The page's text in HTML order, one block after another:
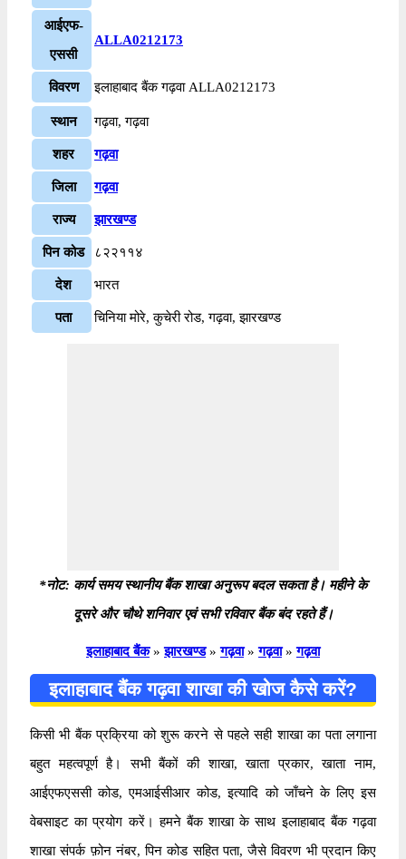
आईएफ-
एससी
ALLA0212173
विवरण इलाहाबाद बैंक गढ़वा ALLA0212173
स्थान गढ़वा, गढ़वा
शहर गढ़वा
जिला गढ़वा
राज्य झारखण्ड
पिन कोड ८२२११४
देश भारत
पता चिनिया मोरे, कुचेरी रोड, गढ़वा, झारखण्ड
*नोट: कार्य समय स्थानीय बैंक शाखा अनुरूप बदल सकता है। महीने के
दूसरे और चौथे शनिवार एवं सभी रविवार बैंक बंद रहते हैं।
इलाहाबाद बैंक » झारखण्ड » गढ़वा » गढ़वा » गढ़वा
इलाहाबाद बैंक गढ़वा शाखा की खोज कैसे करें?
किसी भी बैंक प्रक्रिया को शुरू करने से पहले सही शाखा का पता लगाना
बहुत महत्वपूर्ण है। सभी बैंकों की शाखा, खाता प्रकार, खाता नाम,
आईएफएससी कोड, एमआईसीआर कोड, इत्यादि को जाँचने के लिए इस
वेबसाइट का प्रयोग करें। हमने बैंक शाखा के साथ इलाहाबाद बैंक गढ़वा
शाखा संपर्क फ़ोन नंबर, पिन कोड सहित पता, जैसे विवरण भी प्रदान किए